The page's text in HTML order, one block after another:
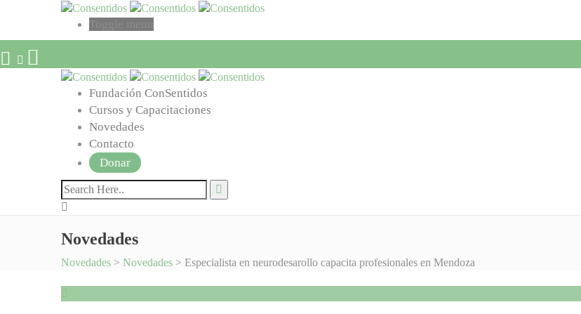
Fundación ConSentidos
Cursos y Capacitaciones
Novedades
Contacto
Donar
Novedades
Novedades > Novedades > Especialista en neurodesarollo capacita profesionales en Mendoza